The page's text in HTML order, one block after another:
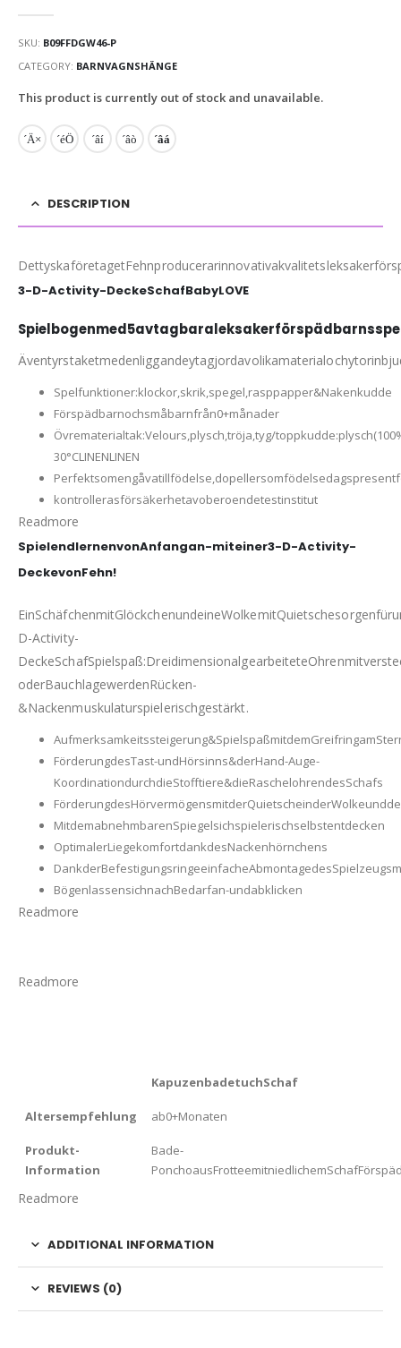
SKU: B09FFDGW46-P
CATEGORY: BARNVAGNSHÄNGE
This product is currently out of stock and unavailable.
DESCRIPTION
3-D-Activity-DeckeSchafBabyLOVE
Spelfunktioner:klockor,skrik,spegel,rasppapper&Nakenkudde
Förspädbarnochsmåbarnfrån0+månader
Övrematerialtak:Velours,plysch,tröja,tyg/
30°CLINENLINEN
kontrollerasförsäkerhetavoberoendetestinstitut
Readmore
SpielendlernenvonAnfangan-miteiner3-D-Activity-
DeckevonFehn!
D-Activity-
oderBauchlagewerdenRücken-
&Nackenmuskulaturspielerischgestärkt.
FörderungdesTast-undHörsinns&derHand-Auge-
KoordinationdurchdieStofftiere&dieRaschelohrendesSchafs
MitdemabnehmbarenSpiegelsichspielerischselbstentdecken
OptimalerLiegekomfortdankdesNackenhörnchens
BögenlassensichnachBedarfan-undabklicken
Readmore
Readmore
KapuzenbadetuchSchaf
Altersempfehlung ab0+Monaten
Produkt-
Information
Bade-
Readmore
ADDITIONAL INFORMATION
REVIEWS (0)